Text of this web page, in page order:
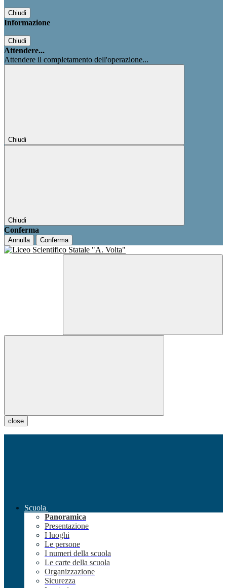
Chiudi
Informazione
Chiudi
Attendere...
Attendere il completamento dell'operazione...
Chiudi
Chiudi
Conferma
Annulla Conferma
close
Scuola
Panoramica
Presentazione
I luoghi
Le persone
I numeri della scuola
Le carte della scuola
Organizzazione
Sicurezza